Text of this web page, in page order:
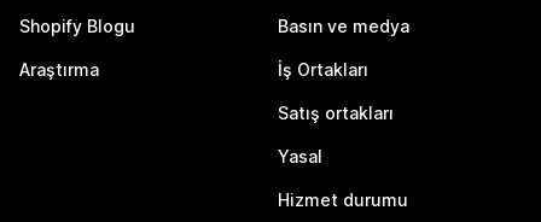
Shopify Blogu
Araştırma
Basın ve medya
İş Ortakları
Satış ortakları
Yasal
Hizmet durumu